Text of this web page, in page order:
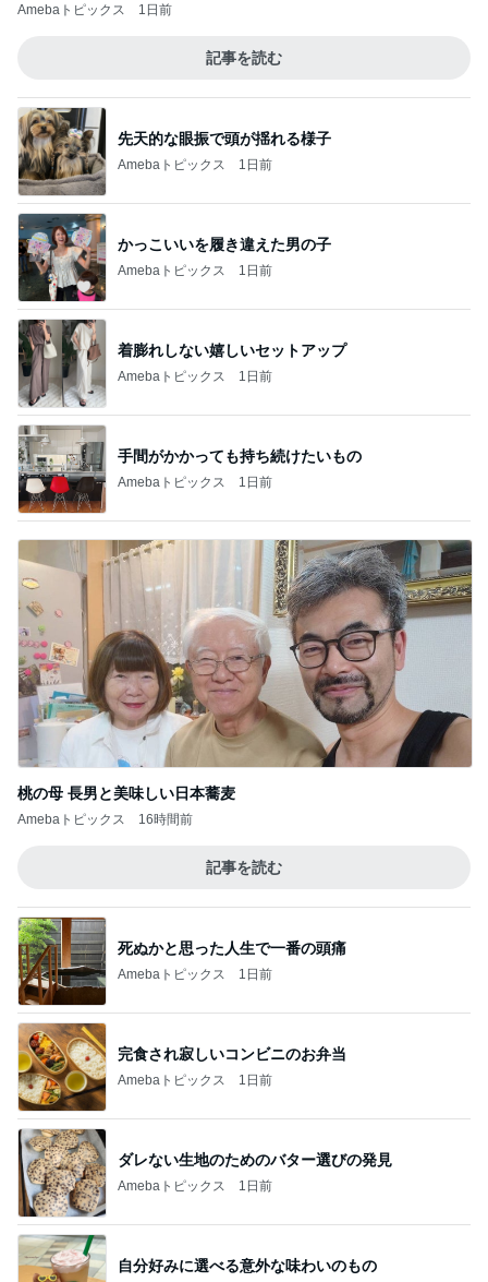
Amebaトピックス 1日前
記事を読む
先天的な眼振で頭が揺れる様子
Amebaトピックス 1日前
かっこいいを履き違えた男の子
Amebaトピックス 1日前
着膨れしない嬉しいセットアップ
Amebaトピックス 1日前
手間がかかっても持ち続けたいもの
Amebaトピックス 1日前
桃の母 長男と美味しい日本蕎麦
Amebaトピックス 16時間前
記事を読む
死ぬかと思った人生で一番の頭痛
Amebaトピックス 1日前
完食され寂しいコンビニのお弁当
Amebaトピックス 1日前
ダレない生地のためのバター選びの発見
Amebaトピックス 1日前
自分好みに選べる意外な味わいのもの